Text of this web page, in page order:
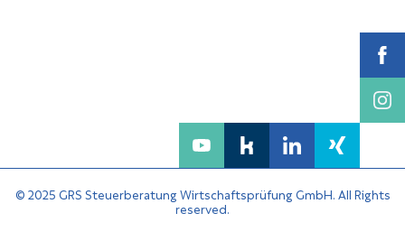
© 2025 GRS Steuerberatung Wirtschaftsprüfung GmbH. All Rights
reserved.